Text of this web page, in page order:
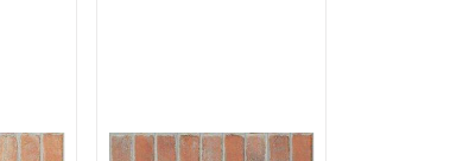
비트 코토